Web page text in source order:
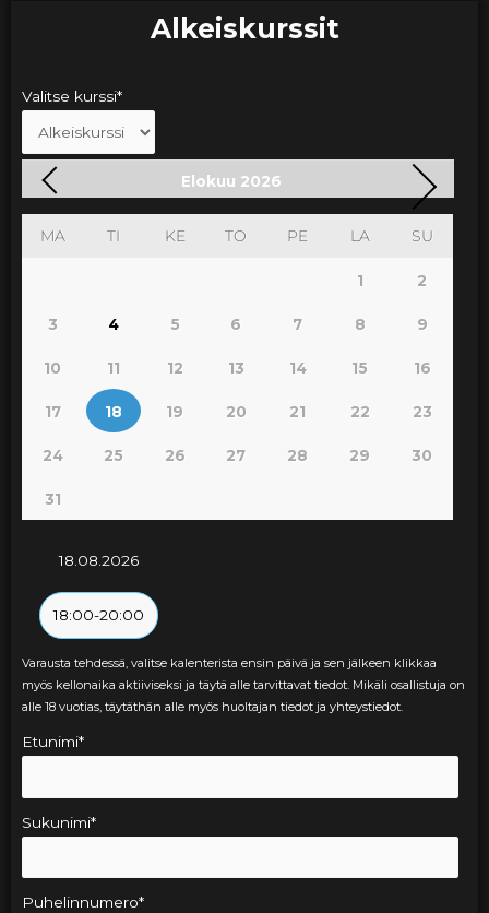
Alkeiskurssit
Valitse kurssi*
Elokuu 2026
MA TI KE TO PE LA SU
1 2
3 4 5 6 7 8 9
10 11 12 13 14 15 16
17 18 19 20 21 22 23
24 25 26 27 28 29 30
31
18.08.2026
18:00-20:00
Varausta tehdessä, valitse kalenterista ensin päivä ja sen jälkeen klikkaa
myös kellonaika aktiiviseksi ja täytä alle tarvittavat tiedot. Mikäli osallistuja on
alle 18 vuotias, täytäthän alle myös huoltajan tiedot ja yhteystiedot.
Etunimi*
Sukunimi*
Puhelinnumero*